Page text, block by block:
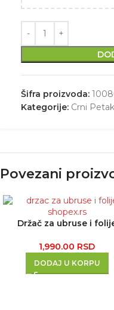
Šifra proizvoda:
Kategorije: Crni Petak
Povezani
Držač za ubruse i
1,990.00 RSD
DODAJ U KORPU